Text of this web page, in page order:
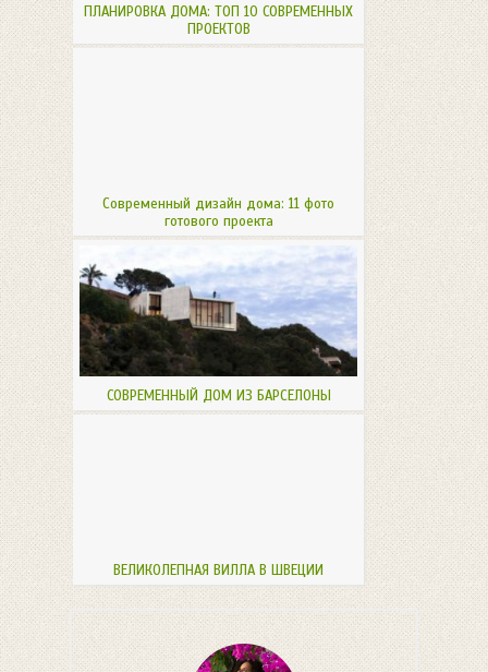
ПЛАНИРОВКА ДОМА: ТОП 10 СОВРЕМЕННЫХ
ПРОЕКТОВ
Современный дизайн дома: 11 фото
готового проекта
СОВРЕМЕННЫЙ ДОМ ИЗ БАРСЕЛОНЫ
ВЕЛИКОЛЕПНАЯ ВИЛЛА В ШВЕЦИИ